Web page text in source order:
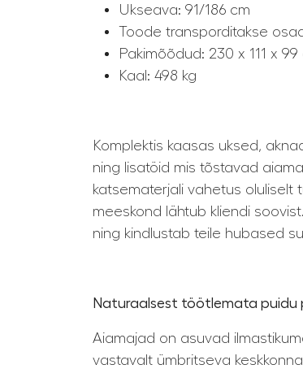
Ukseava: 91/186 cm
Toode transporditakse
Pakimõõdud: 230 x 111 x 99
Kaal: 498 kg
Komplektis kaasas uksed,
ning lisatöid mis tõstavad
katsematerjali vahetus oluliselt
meeskond lähtub kliendi
ning kindlustab teile hubased
Naturaalsest töötlemata puidu
Aiamajad on asuvad
vastavalt ümbritseva